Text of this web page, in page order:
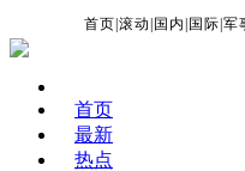
首页 |滚动 国内 国际 |军
首页
最新
热点